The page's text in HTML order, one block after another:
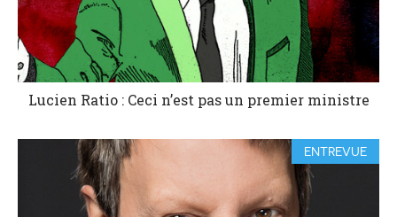
Lucien Ratio : Ceci n’est pas un premier ministre
ENTREVUE